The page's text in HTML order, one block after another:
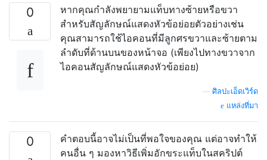
0
หากคุณกำลังพยายามแท็บทางซ้ายหรือขวา
สำหรับสัญลักษณ์แสดงหัวข้อย่อยตัวอย่างเช่น
คุณสามารถใช้ไอคอนที่มีลูกศรขวาและซ้ายตาม
ลำดับที่ด้านบนของหน้าจอ (เพียงไปทางขวาจาก
ไอคอนสัญลักษณ์แสดงหัวข้อย่อย)
ศิลปะเอ็ดเวิร์ด
แหล่งที่มา
0
คำตอบนี้อาจไม่เป็นที่พอใจของคุณ แต่อาจทำให้
คนอื่น ๆ มองหาวิธีเพิ่มอักขระแท็บในสคริปต์